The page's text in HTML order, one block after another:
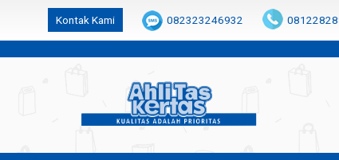
k6Ghe9jF9rmtx91MrSV7BIpW27id0SMW1kLEoe8rM2U
Kontak Kami 082323246932